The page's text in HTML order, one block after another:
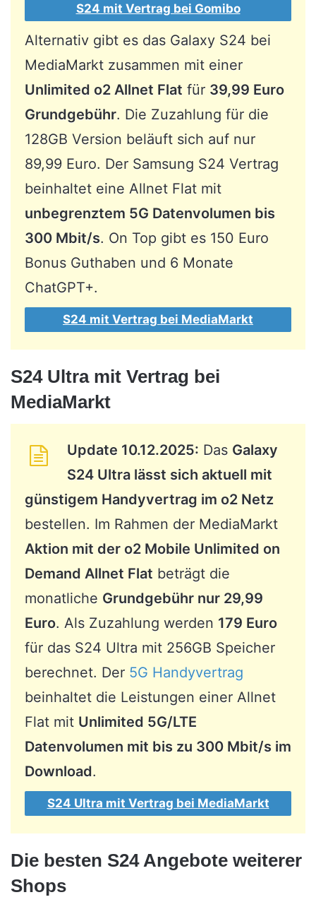
S24 mit Vertrag bei Gomibo
Alternativ gibt es das Galaxy S24 bei
MediaMarkt zusammen mit einer
Unlimited o2 Allnet Flat für 39,99 Euro
Grundgebühr. Die Zuzahlung für die
128GB Version beläuft sich auf nur
89,99 Euro. Der Samsung S24 Vertrag
beinhaltet eine Allnet Flat mit
unbegrenztem 5G Datenvolumen bis
300 Mbit/s. On Top gibt es 150 Euro
Bonus Guthaben und 6 Monate
ChatGPT+.
S24 mit Vertrag bei MediaMarkt
S24 Ultra mit Vertrag bei
MediaMarkt
Update 10.12.2025: Das Galaxy
S24 Ultra lässt sich aktuell mit
günstigem Handyvertrag im o2 Netz
bestellen. Im Rahmen der MediaMarkt
Aktion mit der o2 Mobile Unlimited on
Demand Allnet Flat beträgt die
monatliche Grundgebühr nur 29,99
Euro. Als Zuzahlung werden 179 Euro
für das S24 Ultra mit 256GB Speicher
berechnet. Der 5G Handyvertrag
beinhaltet die Leistungen einer Allnet
Flat mit Unlimited 5G/LTE
Datenvolumen mit bis zu 300 Mbit/s im
Download.
S24 Ultra mit Vertrag bei MediaMarkt
Die besten S24 Angebote weiterer
Shops